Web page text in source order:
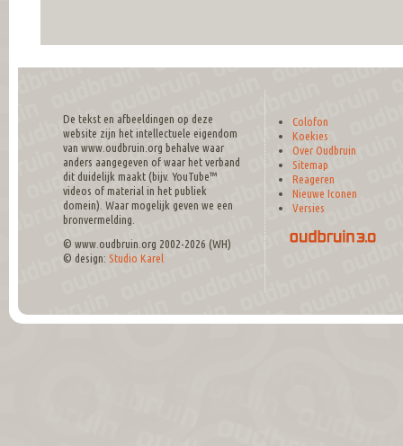
De tekst en afbeeldingen op deze
website zijn het intellectuele eigendom
van www.oudbruin.org behalve waar
anders aangegeven of waar het verband
dit duidelijk maakt (bijv. YouTube™
videos of material in het publiek
domein). Waar mogelijk geven we een
bronvermelding.
© www.oudbruin.org 2002-2026 (WH)
© design: Studio Karel
Colofon
Koekies
Over Oudbruin
Sitemap
Reageren
Nieuwe Iconen
Versies